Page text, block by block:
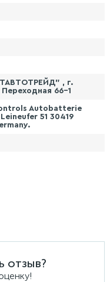
, г.
66-1
Autobatterie
51 30419
отзыв?